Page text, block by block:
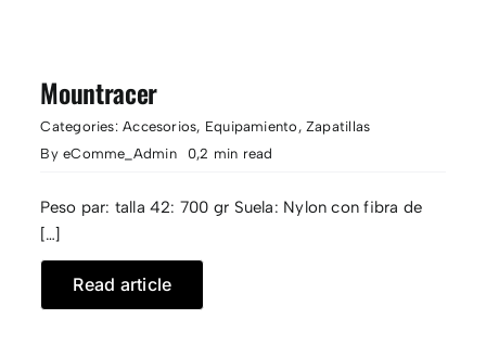
Mountracer
Categories:Accesorios, Equipamiento , Zapatillas
ByeComme_Admin 0,2 min read
Peso par: talla 42: 700 gr Suela: Nylon con fibra de
[…]
Read article